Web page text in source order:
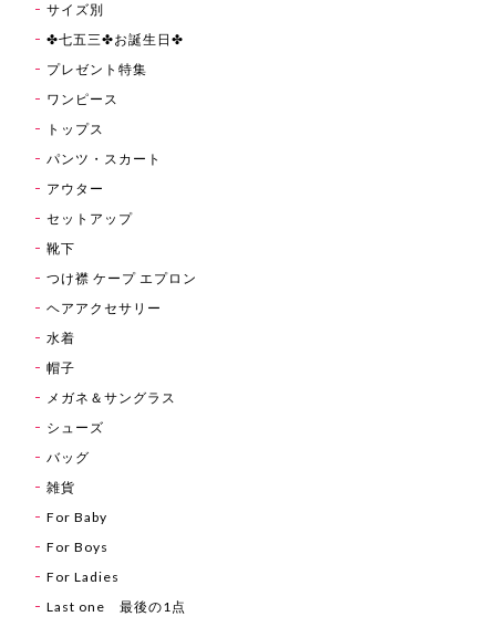
サイズ別
✤七五三✤お誕生日✤
プレゼント特集
ワンピース
トップス
パンツ・スカート
アウター
セットアップ
靴下
つけ襟 ケープ エプロン
ヘアアクセサリー
水着
帽子
メガネ＆サングラス
シューズ
バッグ
雑貨
For Baby
For Boys
For Ladies
Last one 最後の1点